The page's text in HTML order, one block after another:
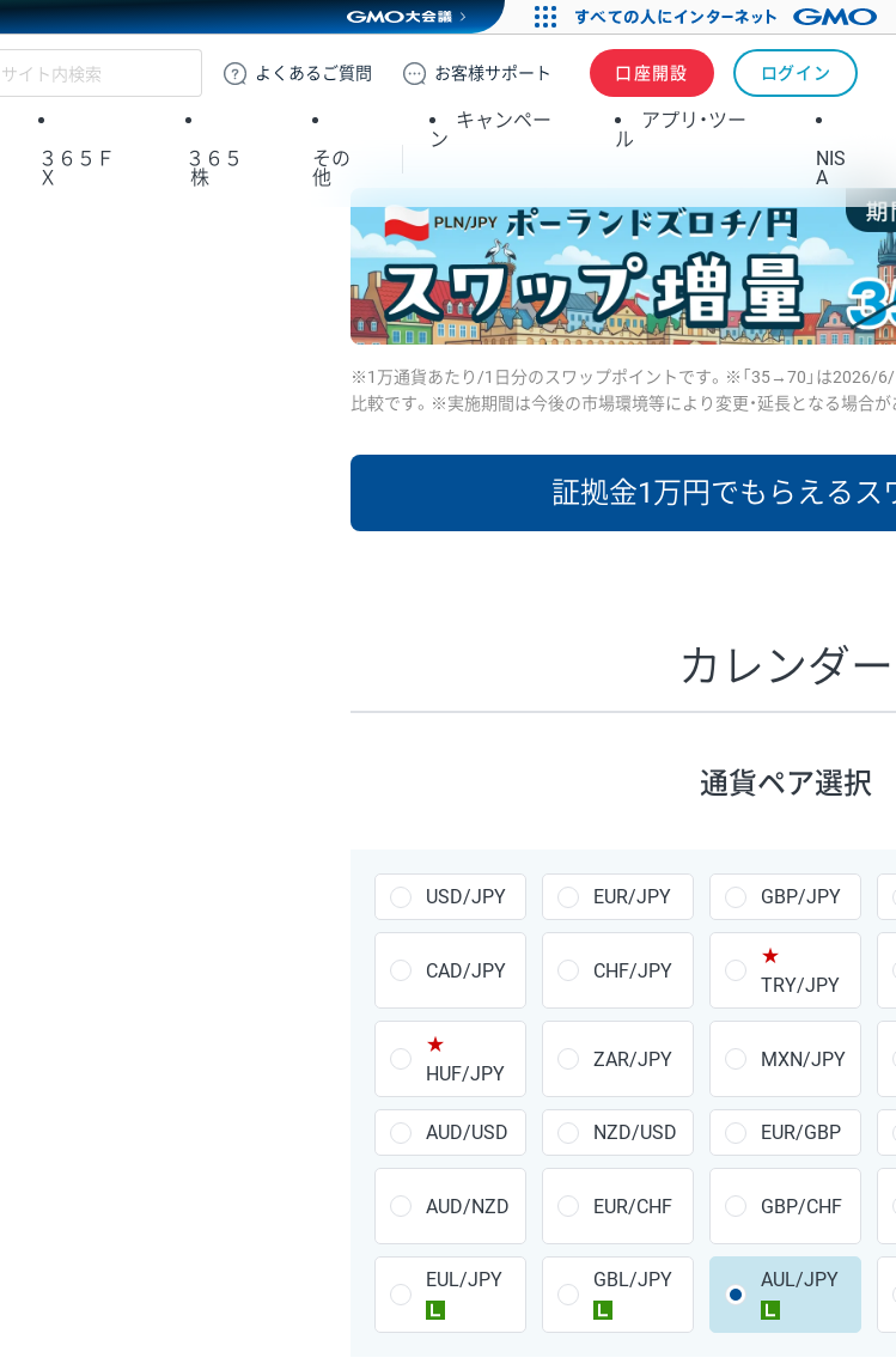
GMOクリック証券
よくある ご質問 お客様サポート 口座開設 ログイン
３６５Ｆ
Ｘ
３６５
株
その
他
キャンペー
ン
アプリ・ツー
ル
NIS
A
※1万通貨あたり/1日分のスワップポイントです。※「35→70」は2026/6/
比較です。※実施期間は今後の市場環境等により変更・延長となる場合が
証拠金1万円でもらえるス
あたりの
ポイント
GBP/JPY 170円
AUD/JPY 106円
NZD/JPY 28円
CAD/JPY 38円
CHF/JPY 34円
PLN/JPY 35円
HUF/JPY 16円
カレンダー
通貨ペア選択
USD/JPY EUR/JPY GBP/JPY
CAD/JPY CHF/JPY
★
TRY/JPY
★
HUF/JPY
ZAR/JPY MXN/JPY
AUD/USD NZD/USD EUR/GBP
AUD/NZD EUR/CHF GBP/CHF
EUL/JPY
GBL/JPY
AUL/JPY